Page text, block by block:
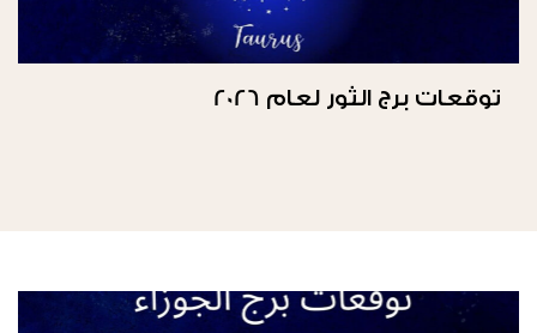
توقعات برج الثور لعام 2026